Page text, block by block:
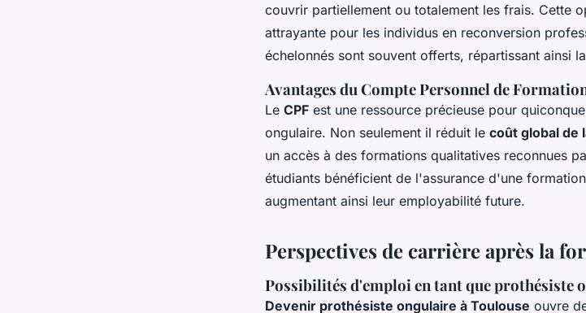
couvrir partiellement ou totalement les frais. Cette
attrayante pour les individus en reconversion
échelonnés sont souvent offerts, répartissant ainsi
Avantages du Compte Personnel de
Le CPF est une ressource précieuse pour
ongulaire. Non seulement il réduit le coût global de
un accès à des formations qualitatives reconnues
étudiants bénéficient de l'assurance d'une
augmentant ainsi leur employabilité future.
Perspectives de carrière après la
Possibilités d'emploi en tant que prothésiste
Devenir prothésiste ongulaire à Toulouse ouvre